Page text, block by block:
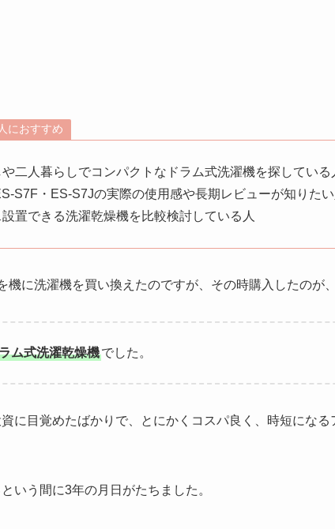
におすすめ
二人暮らしでコンパクトなドラム式洗濯機を探している
S7F・ES-S7Jの実際の使用感や長期レビューが知りたい
置できる洗濯乾燥機を比較検討している人
機に洗濯機を買い換えたのですが、その時購入したのが、
ム式洗濯乾燥機でした。
に目覚めたばかりで、とにかくコスパ良く、時短にな
いう間に3年の月日がたちました。